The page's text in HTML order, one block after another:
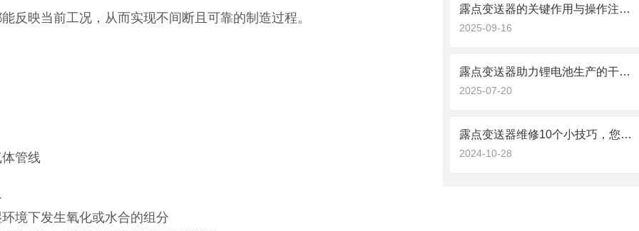
露点变送器的关键作用与操作注意事项
2025-09-16
露点变送器助力锂电池生产的干燥环境控制
2025-07-20
露点变送器维修10个小技巧，您都了解吗？
2024-10-28
反映当前工况，从而实现不间断且可靠的制造过程。
管线
境下发生氧化或水合的组分